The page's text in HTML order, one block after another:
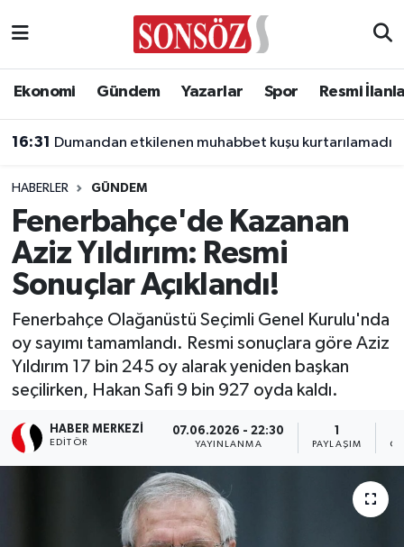
Ekonomi Gündem Yazarlar Spor Resmi
16:31 Dumandan etkilenen muhabbet kuşu kurtarılamadı
HABERLER GÜNDEM
Fenerbahçe'de Kazanan
Aziz Yıldırım: Resmi
Sonuçlar Açıklandı!
Fenerbahçe Olağanüstü Seçimli Genel Kurulu'nda
oy sayımı tamamlandı. Resmi sonuçlara göre Aziz
Yıldırım 17 bin 245 oy alarak yeniden başkan
seçilirken, Hakan Safi 9 bin 927 oyda kaldı.
HABER MERKEZI
EDITÖR
07.06.2026 - 22:30
YAYINLANMA PAYLAŞIM
Asayiş
Biyografi
Çevre
Diğer
Dünya
Eğitim
Ekonomi
Ankara Nöbetçi Eczaneler
Ankara Trafik Yoğunluk Haritası
Süper Lig Puan Durumu ve Fikstür
Tüm Manşetler
Son Dakika Haberleri
Haber Arşivi